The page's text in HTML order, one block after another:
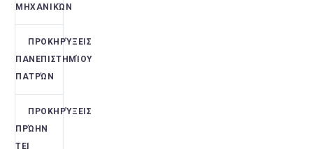
ΜΗΧΑΝΙΚΏΝ
ΠΡΟΚΗΡΎΞΕΙΣ
ΠΑΝΕΠΙΣΤΗΜΊΟΥ
ΠΑΤΡΏΝ
ΠΡΟΚΗΡΎΞΕΙΣ
ΠΡΏΗΝ
ΤΕΙ